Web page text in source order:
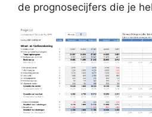
de prognosecijfers die je